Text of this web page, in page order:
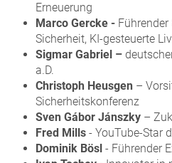
Erneuerung
Marco Gercke - Führender
Sicherheit, KI-gesteuerte
Sigmar Gabriel –
a.D.
Christoph Heusgen –
Sicherheitskonferenz
Sven Gábor Jánszky –
Fred Mills - YouTube-Star
Dominik Bösl - Führender